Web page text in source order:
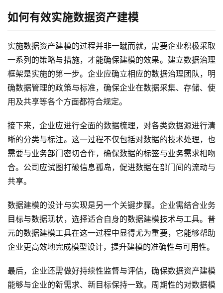
最
新
活
动
如何有效实施数据资产建模
实施数据资产建模的过程并非一蹴而就，需要企业积极采取
一系列的策略与措施，才能确保建模的效果。建立数据治理
框架是实施的第一步。企业应确立相应的数据治理团队，明
确数据管理的政策与标准，确保企业在数据采集、存储、使
用及共享等各个方面都符合规定。
接下来，企业应进行全面的数据梳理，对各类数据源进行清
晰的分类与标注。这一过程不仅包括对数据的技术处理，也
需要与业务部门密切合作，确保数据的标签与业务需求相吻
合。公司应试图打破信息孤岛，促进数据在部门间的流动与
共享。
数据建模的设计与实现是另一个关键步骤。企业需结合业务
目标与数据现状，选择适合自身的数据建模技术与工具。普
元的数据建模工具在这一过程中显得尤为重要，它能够帮助
企业更高效地完成模型设计，提升建模的准确性与可用性。
最后，企业还需做好持续性监督与评估，确保数据资产建模
能够与企业的新需求、新目标保持一致。周期性的对数据模